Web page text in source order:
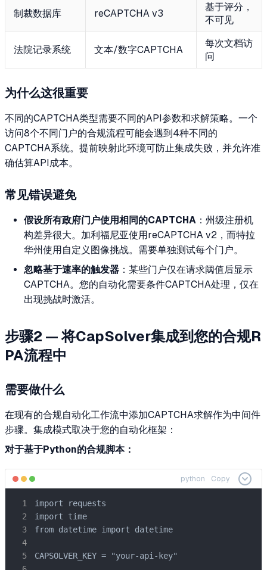
制裁数据库 reCAPTCHA v3
基于评分，
不可见
法院记录系统 文本/数字CAPTCHA
每次文档访
问
为什么这很重要
不同的CAPTCHA类型需要不同的API参数和求解策略。一个
访问8个不同门户的合规流程可能会遇到4种不同的
CAPTCHA系统。提前映射此环境可防止集成失败，并允许准
确估算API成本。
常见错误避免
假设所有政府门户使用相同的CAPTCHA ：州级注册机
构差异很大。加利福尼亚使用reCAPTCHA v2，而特拉
华州使用自定义图像挑战。需要单独测试每个门户。
忽略基于速率的触发器 ：某些门户仅在请求阈值后显示
CAPTCHA。您的自动化需要条件CAPTCHA处理，仅在
出现挑战时激活。
步骤2 — 将CapSolver集成到您的合规R
PA流程中
需要做什么
在现有的合规自动化工作流中添加CAPTCHA求解作为中间件
步骤。集成模式取决于您的自动化框架：
对于基于Python的合规脚本：
python Copy
import requests
import time
from datetime import datetime
CAPSOLVER_KEY = "your-api-key"